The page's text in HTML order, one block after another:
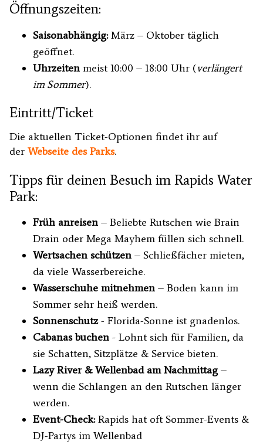
Öffnungszeiten:
Saisonabhängig:März – Oktober täglich
geöffnet.
Uhrzeiten meist 10:00 – 18:00 Uhr (verlängert
im Sommer).
Eintritt/Ticket
Die aktuellen Ticket-Optionen findet ihr auf
der Webseite des Parks.
Tipps für deinen Besuch im Rapids Water
Park:
Früh anreisen – Beliebte Rutschen wie Brain
Drain oder Mega Mayhem füllen sich schnell.
Wertsachen schützen – Schließfächer mieten,
da viele Wasserbereiche.
Wasserschuhe mitnehmen – Boden kann im
Sommer sehr heiß werden.
Sonnenschutz- Florida-Sonne ist gnadenlos.
Cabanas buchen - Lohnt sich für Familien, da
sie Schatten, Sitzplätze & Service bieten.
Lazy River & Wellenbad am Nachmittag–
wenn die Schlangen an den Rutschen länger
werden.
Event-Check:Rapids hat oft Sommer-Events &
DJ-Partys im Wellenbad